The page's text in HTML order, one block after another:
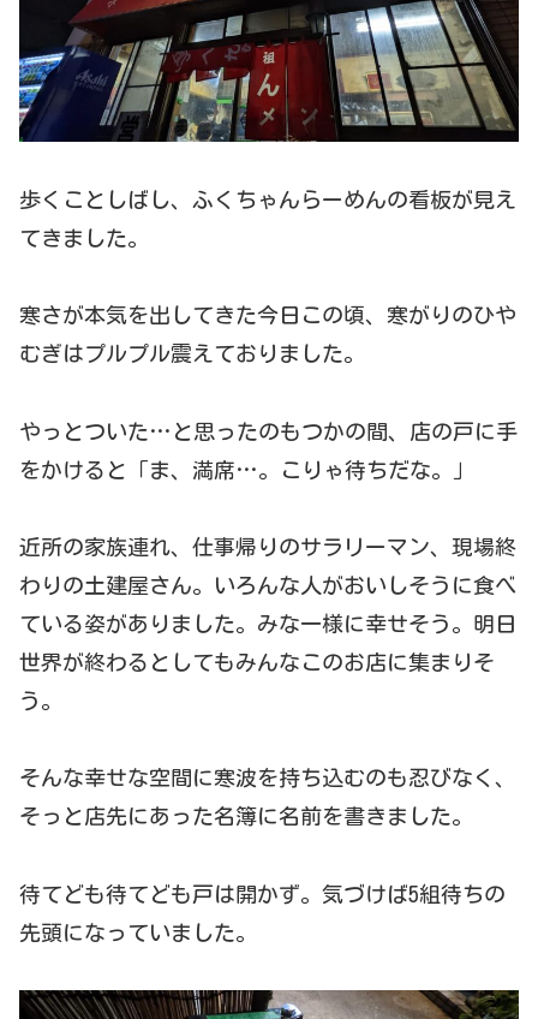
歩くことしばし、ふくちゃんらーめんの看板が見え
てきました。
寒さが本気を出してきた今日この頃、寒がりのひや
むぎはプルプル震えておりました。
やっとついた…と思ったのもつかの間、店の戸に手
をかけると「ま、満席…。こりゃ待ちだな。」
近所の家族連れ、仕事帰りのサラリーマン、現場終
わりの土建屋さん。いろんな人がおいしそうに食べ
ている姿がありました。みな一様に幸せそう。明日
世界が終わるとしてもみんなこのお店に集まりそ
う。
そんな幸せな空間に寒波を持ち込むのも忍びなく、
そっと店先にあった名簿に名前を書きました。
待てども待てども戸は開かず。気づけば5組待ちの
先頭になっていました。